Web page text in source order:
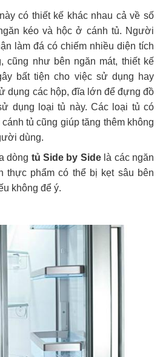
có thiết kế khác nhau cả về số
kéo và hộc ở cánh tủ. Người
làm đá có chiếm nhiều diện tích
cũng như bên ngăn mát, thiết kế
bất tiện cho việc sử dụng hay
dụng các hộp, đĩa lớn để đựng đồ
dụng loại tủ này. Các loại tủ có
tủ cũng giúp tăng thêm không
dùng.
dòng tủ Side by Sidelà các ngăn
thực phẩm có thể bị kẹt sâu bên
không để ý.